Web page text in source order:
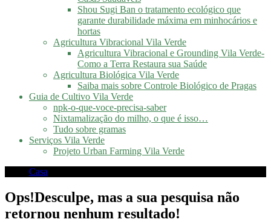
Shou Sugi Ban o tratamento ecológico que
garante durabilidade máxima em minhocários e
hortas
Agricultura Vibracional Vila Verde
Agricultura Vibracional e Grounding Vila Verde-
Como a Terra Restaura sua Saúde
Agricultura Biológica Vila Verde
Saiba mais sobre Controle Biológico de Pragas
Guia de Cultivo Vila Verde
npk-o-que-voce-precisa-saber
Nixtamalização do milho, o que é isso…
Tudo sobre gramas
Serviços Vila Verde
Projeto Urban Farming Vila Verde
Casa
Ops!Desculpe, mas a sua pesquisa não
retornou nenhum resultado!